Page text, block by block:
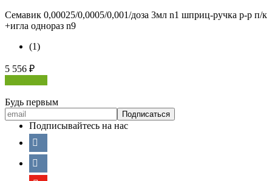
Семавик 0,00025/0,0005/0,001/доза 3мл n1 шприц-ручка р-р п/к
+игла однораз n9
(1)
5 556 ₽
Будь первым
Подписывайтесь на нас